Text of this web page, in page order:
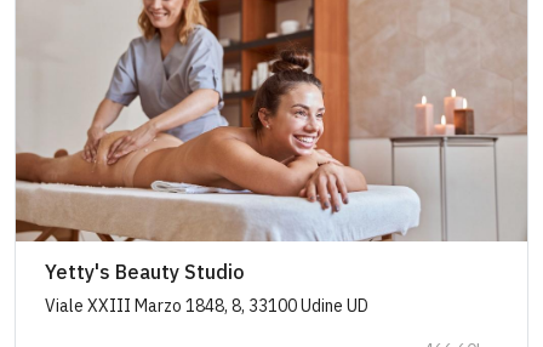
Yetty's Beauty Studio
Viale XXIII Marzo 1848, 8, 33100 Udine UD